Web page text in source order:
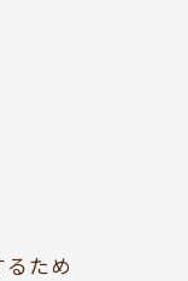
ため